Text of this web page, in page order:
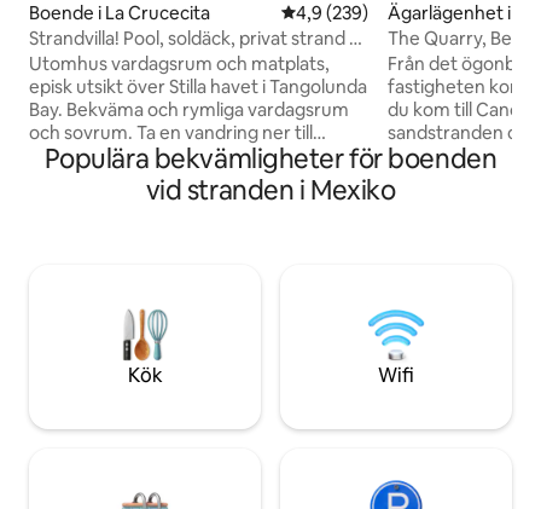
Boende i La Crucecita 4,9 av 5 i genomsnittligt
4,9 (239)
Strandvilla! Pool, soldäck, privat strand +
16 personer
Utomhus vardagsrum och matplats,
episk utsikt över Stilla havet i Tangolunda
Bay. Bekväma och rymliga vardagsrum
och sovrum. Ta en vandring ner till
avskild vik. Koppla av vid poolen i
hängmattan. Eller vandra upp till det
finns i alla 6 sovrum. Wifi och
tvättmaskin Sovplats för upp till 15, Priset
baseras på beläggning #.
Ägarlägenhet i
The Quarry,
150 m till klubbar
Från det
fastigheten
du kom till
sandstranden
turkosvattnet.
kan se från den
som lägenheten
av exotiska
marmor har gjort
oöverträffat i
Populära bekvämligheter för boenden
vid stranden i Mexiko
Kök Wifi